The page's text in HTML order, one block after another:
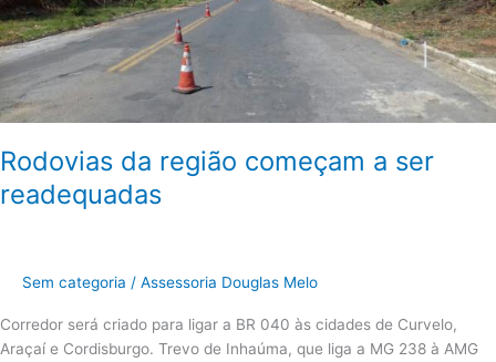
Rodovias da região começam a ser
readequadas
Sem categoria / Assessoria Douglas Melo
Corredor será criado para ligar a BR 040 às cidades de Curvelo,
Araçaí e Cordisburgo. Trevo de Inhaúma, que liga a MG 238 à AMG